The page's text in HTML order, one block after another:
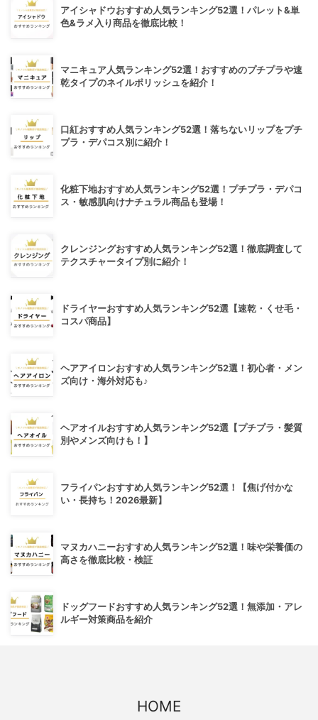
アイシャドウおすすめ人気ランキング52選！パレット&単
色&ラメ入り商品を徹底比較！
マニキュア人気ランキング52選！おすすめのプチプラや速
乾タイプのネイルポリッシュを紹介！
口紅おすすめ人気ランキング52選！落ちないリップをプチ
プラ・デパコス別に紹介！
化粧下地おすすめ人気ランキング52選！プチプラ・デパコ
ス・敏感肌向けナチュラル商品も登場！
クレンジングおすすめ人気ランキング52選！徹底調査して
テクスチャータイプ別に紹介！
ドライヤーおすすめ人気ランキング52選【速乾・くせ毛・
コスパ商品】
ヘアアイロンおすすめ人気ランキング52選！初心者・メン
ズ向け・海外対応も♪
ヘアオイルおすすめ人気ランキング52選【プチプラ・髪質
別やメンズ向けも！】
フライパンおすすめ人気ランキング52選！【焦げ付かな
い・長持ち！2026最新】
マヌカハニーおすすめ人気ランキング52選！味や栄養価の
高さを徹底比較・検証
ドッグフードおすすめ人気ランキング52選！無添加・アレ
ルギー対策商品を紹介
HOME